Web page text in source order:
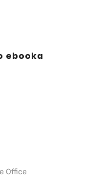
ebooka
Office